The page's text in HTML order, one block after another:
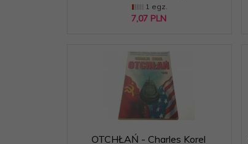
1 egz.
7,07 PLN
OTCHŁAŃ - Charles Korel